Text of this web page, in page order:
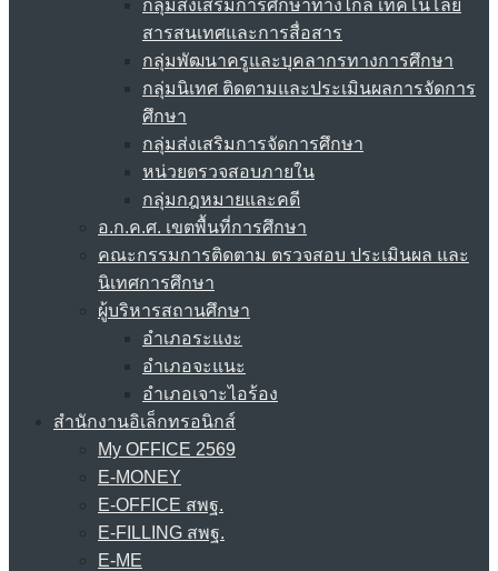
กลุ่มส่งเสริมการศึกษาทางไกล เทคโนโลยี
สารสนเทศและการสื่อสาร
กลุ่มพัฒนาครูและบุคลากรทางการศึกษา
กลุ่มนิเทศ ติดตามและประเมินผลการจัดการ
ศึกษา
กลุ่มส่งเสริมการจัดการศึกษา
หน่วยตรวจสอบภายใน
กลุ่มกฎหมายและคดี
อ.ก.ค.ศ. เขตพื้นที่การศึกษา
คณะกรรมการติดตาม ตรวจสอบ ประเมินผล และ
นิเทศการศึกษา
ผู้บริหารสถานศึกษา
อำเภอระแงะ
อำเภอจะแนะ
อำเภอเจาะไอร้อง
สำนักงานอิเล็กทรอนิกส์
My OFFICE 2569
E-MONEY
E-OFFICE สพฐ.
E-FILLING สพฐ.
E-ME